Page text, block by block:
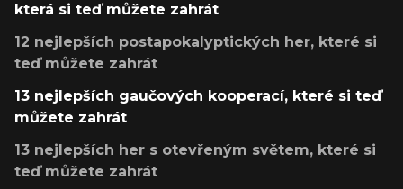
která si teď můžete zahrát
12 nejlepších postapokalyptických her, které si
teď můžete zahrát
13 nejlepších gaučových kooperací, které si teď
můžete zahrát
13 nejlepších her s otevřeným světem, které si
teď můžete zahrát